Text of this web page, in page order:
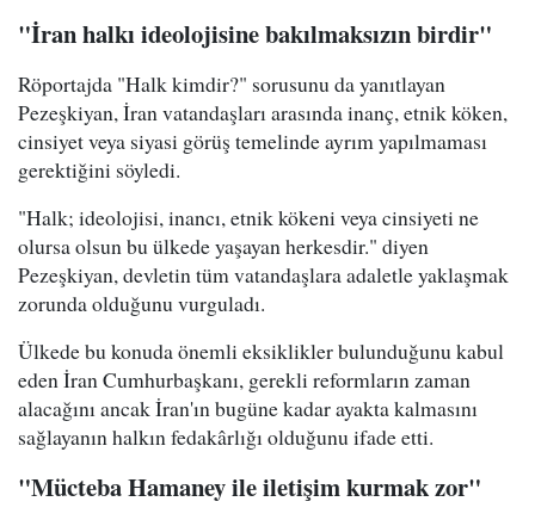
"İran halkı ideolojisine bakılmaksızın birdir"
Röportajda "Halk kimdir?" sorusunu da yanıtlayan
Pezeşkiyan, İran vatandaşları arasında inanç, etnik köken,
cinsiyet veya siyasi görüş temelinde ayrım yapılmaması
gerektiğini söyledi.
"Halk; ideolojisi, inancı, etnik kökeni veya cinsiyeti ne
olursa olsun bu ülkede yaşayan herkesdir." diyen
Pezeşkiyan, devletin tüm vatandaşlara adaletle yaklaşmak
zorunda olduğunu vurguladı.
Ülkede bu konuda önemli eksiklikler bulunduğunu kabul
eden İran Cumhurbaşkanı, gerekli reformların zaman
alacağını ancak İran'ın bugüne kadar ayakta kalmasını
sağlayanın halkın fedakârlığı olduğunu ifade etti.
"Mücteba Hamaney ile iletişim kurmak zor"